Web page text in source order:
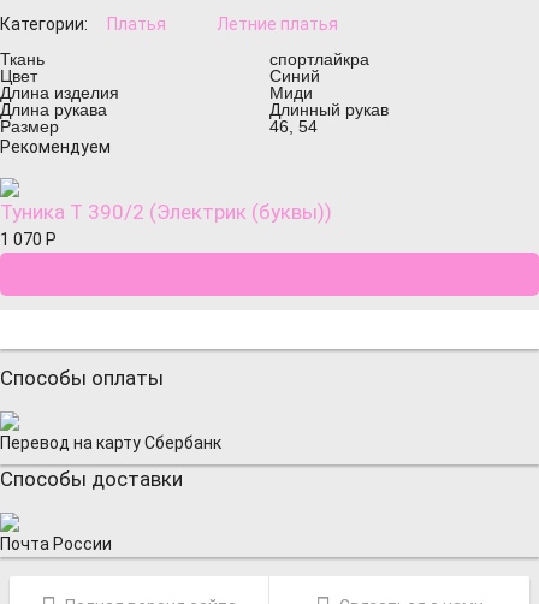
Категории: Платья
Летние платья
Ткань
спортлайкра
Цвет
Синий
Длина изделия
Миди
Длина рукава
Длинный рукав
Размер
46, 54
Рекомендуем
Туника Т 390/2 (Электрик (буквы))
1 070 Р
Способы оплаты
Перевод на карту Сбербанк
Способы доставки
Почта России